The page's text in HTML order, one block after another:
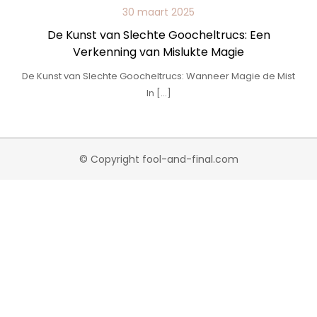
30 maart 2025
De Kunst van Slechte Goocheltrucs: Een
Verkenning van Mislukte Magie
De Kunst van Slechte Goocheltrucs: Wanneer Magie de Mist
In […]
© Copyright fool-and-final.com